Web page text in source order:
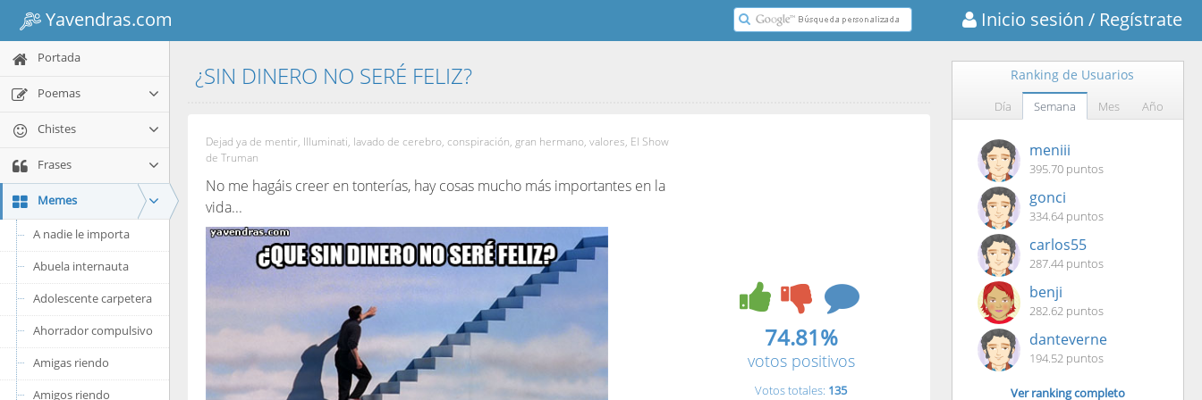
Yavendras.com Inicio sesión / Regístrate
Portada
Poemas
Chistes
Frases
Memes
A nadie le importa
Abuela internauta
Adolescente carpetera
Ahorrador compulsivo
Amigas riendo
Amigos riendo
¿SIN DINERO NO SERÉ FELIZ?
Dejad ya de mentir, Illuminati, lavado de cerebro, conspiración, gran hermano, valores, El Show
de Truman
No me hagáis creer en tonterías, hay cosas mucho más importantes en la
vida...
74.81%
votos positivos
Votos totales: 135
Ranking de Usuarios
Día Semana Mes Año
meniii
395.70 puntos
gonci
334.64 puntos
carlos55
287.44 puntos
benji
282.62 puntos
danteverne
194.52 puntos
Ver ranking completo